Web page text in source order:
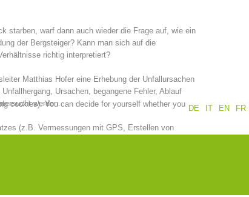
Prevention The PEER Group
starben, warf dann auch wieder die Frage auf, wie ein
der Bergsteiger? Kann man sich auf die
richtig interpretiert?
Matthias Hofer eine Erhebung der Unfallursachen
Ursachen, begangene Fehler, Ablauf
werden.
(z.B. Vermessungen mit GPS, Erstellen von
in die Ausbildung bei den Kursen einbaut.
und Herbst. Mehrere Einsätze wurden nicht nur mit
DE
IT EN FR
cookies). You can decide for yourself whether you